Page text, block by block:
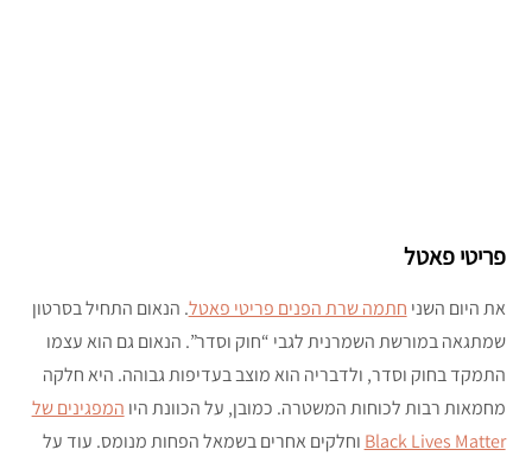
פריטי פאטל
את היום השני חתמה שרת הפנים פריטי פאטל. הנאום התחיל בסרטון
שמתגאה במורשת השמרנית לגבי “חוק וסדר”. הנאום גם הוא עצמו
התמקד בחוק וסדר, ולדבריה הוא מוצב בעדיפות גבוהה. היא חלקה
מחמאות רבות לכוחות המשטרה. כמובן, על הכוונת היו המפגינים של
Black Lives Matter וחלקים אחרים בשמאל הפחות מנומס. עוד על